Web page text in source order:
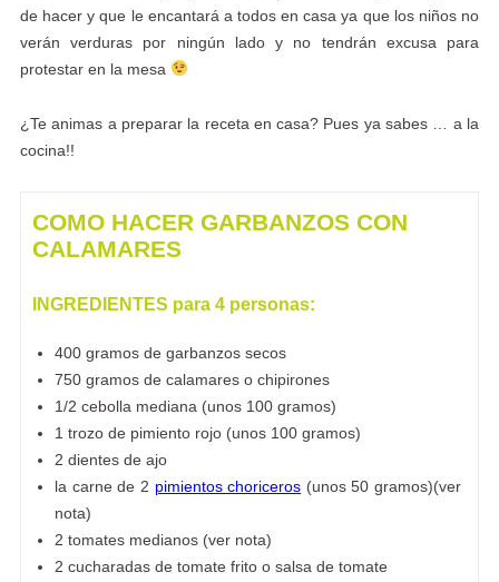
de hacer y que le encantará a todos en casa ya que los niños no
verán verduras por ningún lado y no tendrán excusa para
protestar en la mesa
¿Te animas a preparar la receta en casa? Pues ya sabes … a la
cocina!!
COMO HACER GARBANZOS CON
CALAMARES
INGREDIENTES para 4 personas:
400 gramos de garbanzos secos
750 gramos de calamares o chipirones
1/2 cebolla mediana (unos 100 gramos)
1 trozo de pimiento rojo (unos 100 gramos)
2 dientes de ajo
la carne de 2 pimientos choriceros (unos 50 gramos)(ver
nota)
2 tomates medianos (ver nota)
2 cucharadas de tomate frito o salsa de tomate